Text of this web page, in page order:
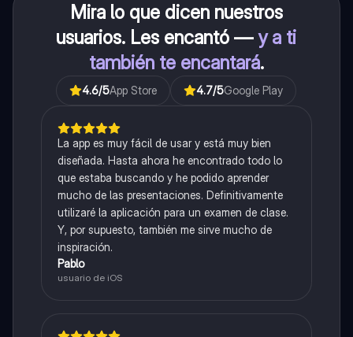
Mira lo que dicen nuestros
usuarios. Les encantó —y a ti
también te encantará.
4.6/5App Store 4.7/5Google Play
La app es muy fácil de usar y está muy bien
diseñada. Hasta ahora he encontrado todo lo
que estaba buscando y he podido aprender
mucho de las presentaciones. Definitivamente
utilizaré la aplicación para un examen de clase.
Y, por supuesto, también me sirve mucho de
inspiración.
Pablo
usuario de iOS